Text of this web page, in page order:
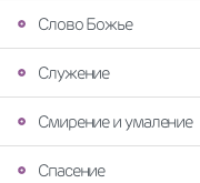
Слово Божье
Служение
Смирение и умаление
Спасение